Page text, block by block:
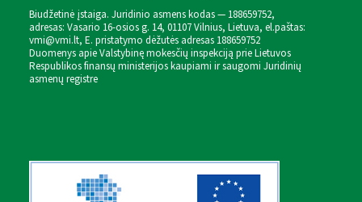
Biudžetinė įstaiga. Juridinio asmens kodas — 188659752,
adresas: Vasario 16-osios g. 14, 01107 Vilnius, Lietuva, el.paštas:
vmi@vmi.lt, E. pristatymo dėžutės adresas 188659752
Duomenys apie Valstybinę mokesčių inspekciją prie Lietuvos
Respublikos finansų ministerijos kaupiami ir saugomi Juridinių
asmenų registre